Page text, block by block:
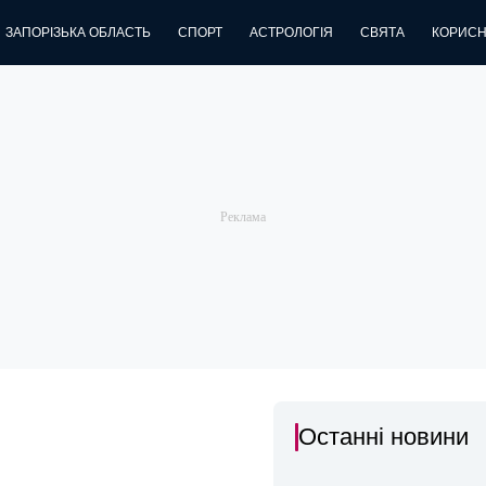
ЗАПОРІЗЬКА ОБЛАСТЬ СПОРТ АСТРОЛОГІЯ СВЯТА
Останні новини